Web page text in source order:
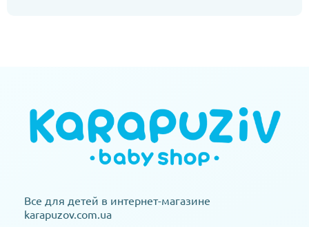
Все для детей в интернет-магазине
karapuzov.com.ua